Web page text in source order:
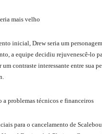
mais velho
inicial, Drew seria um
a equipe decidiu rejuvenescê-lo
contraste interessante entre sua
a problemas técnicos e financeiros
para o cancelamento de